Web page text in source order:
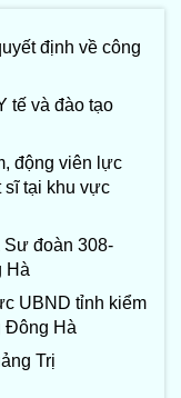
định về công
tế và đào tạo
động viên lực
sĩ tại khu vực
Sư đoàn 308-
Hà
UBND tỉnh kiểm
Đông Hà
Trị